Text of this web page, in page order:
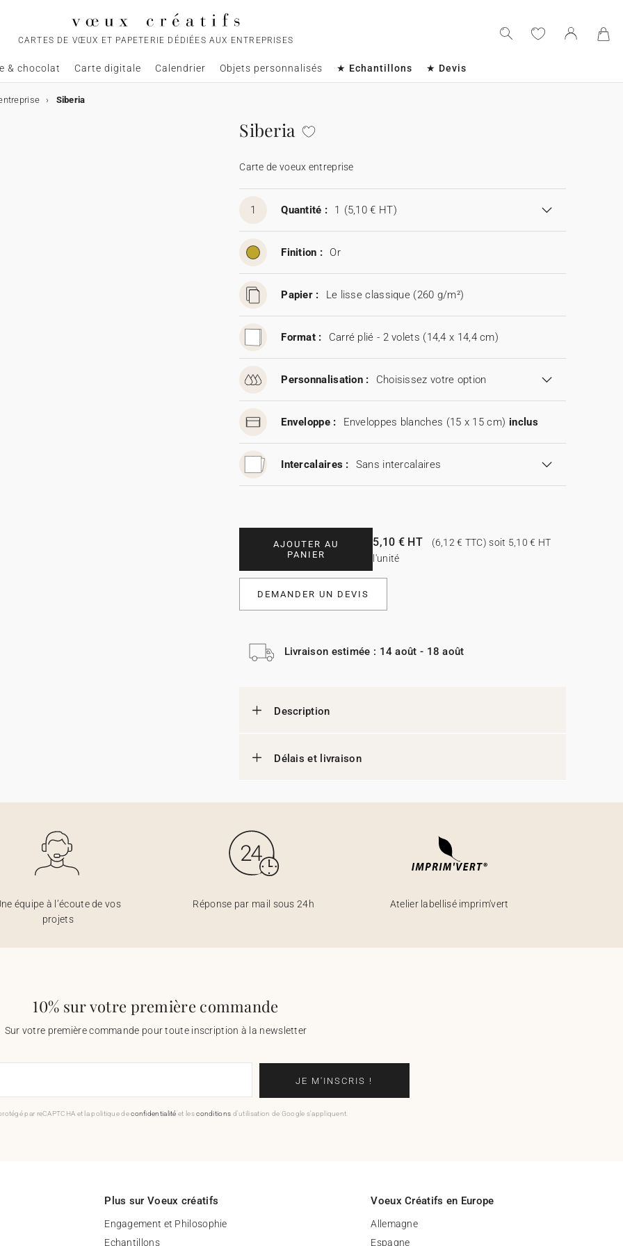
CARTES DE VŒUX ET PAPETERIE DÉDIÉES AUX ENTREPRISES
& chocolat Carte digitale Calendrier Objets personnalisés ★ Echantillons ★ Devis
Siberia
Siberia
Carte de voeux entreprise
1 Quantité : 1 (5,10 € HT)
Finition : Or
Papier : Le lisse classique (260 g/m²)
Format : Carré plié - 2 volets (14,4 x 14,4 cm)
Personnalisation : Choisissez votre option
Enveloppe : Enveloppes blanches (15 x 15 cm) inclus
Intercalaires : Sans intercalaires
AJOUTER AU
PANIER
5,10 € HT
(6,12 € TTC) soit 5,10 € HT
l'unité
DEMANDER UN DEVIS
Livraison estimée : 14 août - 18 août
Description
Délais et livraison
équipe à l’écoute de vos
projets
Réponse par mail sous 24h Atelier labellisé imprim'vert
10% sur votre première commande
Sur votre première commande pour toute inscription à la newsletter
JE M'INSCRIS !
par reCAPTCHA et la politique deconfidentialité et lesconditions d'utilisation de Google s'appliquent.
Plus sur Voeux créatifs
Engagement et Philosophie
Echantillons
Voeux Créatifs en Europe
Allemagne
Espagne